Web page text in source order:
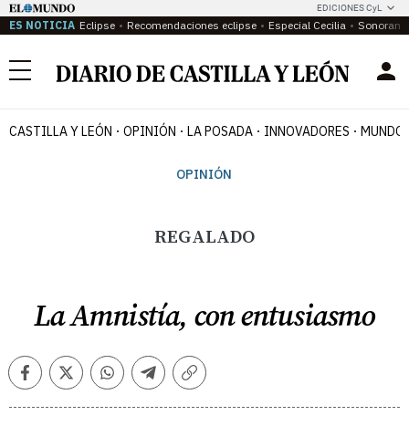
EDICIONES CyL
ES NOTICIA Eclipse Recomendaciones eclipse Especial Cecilia
Menú
CASTILLA Y LEÓN OPINIÓN LA POSADA INNOVADORES MUNDO
OPINIÓN
REGALADO
La Amnistía, con entusiasmo
FacebookTwitterWhatsappTelegramCopiar